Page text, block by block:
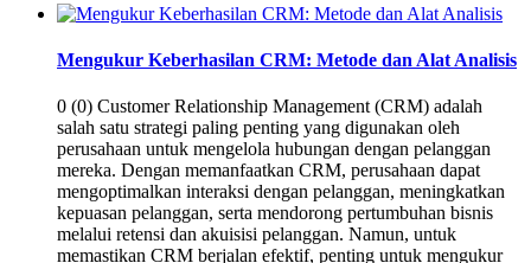
Mengukur Keberhasilan CRM: Metode dan Alat Analisis
0 (0) Customer Relationship Management (CRM) adalah
salah satu strategi paling penting yang digunakan oleh
perusahaan untuk mengelola hubungan dengan pelanggan
mereka. Dengan memanfaatkan CRM, perusahaan dapat
mengoptimalkan interaksi dengan pelanggan, meningkatkan
kepuasan pelanggan, serta mendorong pertumbuhan bisnis
melalui retensi dan akuisisi pelanggan. Namun, untuk
memastikan CRM berjalan efektif, penting untuk mengukur